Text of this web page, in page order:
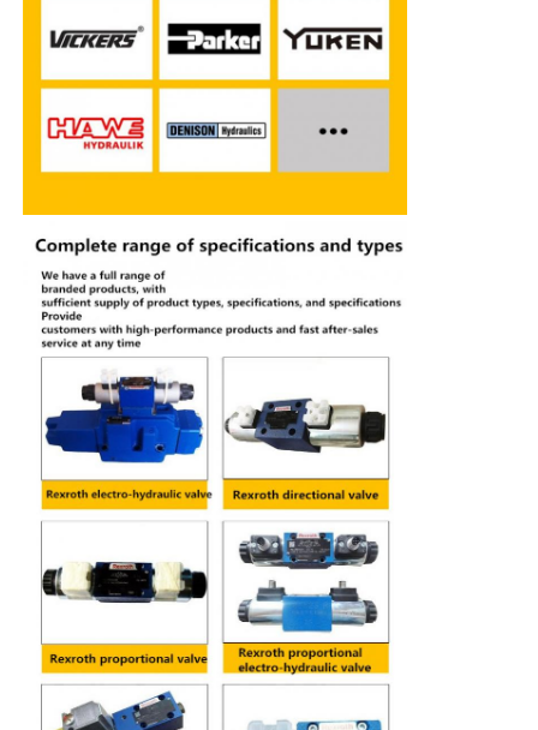
Akcesoria do filtrów Rexroth
Wyniki badań
Pompa hydrauliczna Yuken